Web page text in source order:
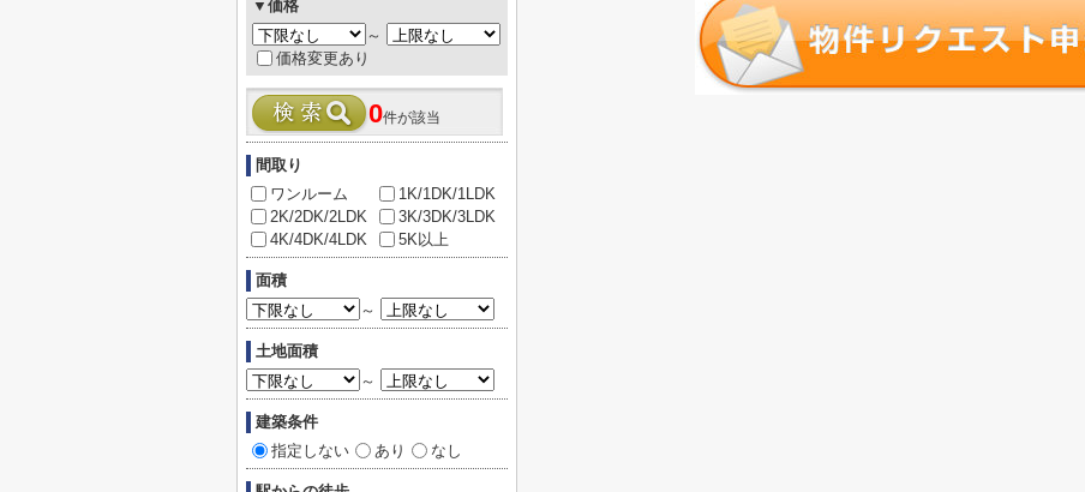
▼価格
～
価格変更あり
0件が該当
間取り
ワンルーム
1K/1DK/1LDK
2K/2DK/2LDK
3K/3DK/3LDK
4K/4DK/4LDK
5K以上
面積
～
土地面積
～
建築条件
指定しない
あり なし